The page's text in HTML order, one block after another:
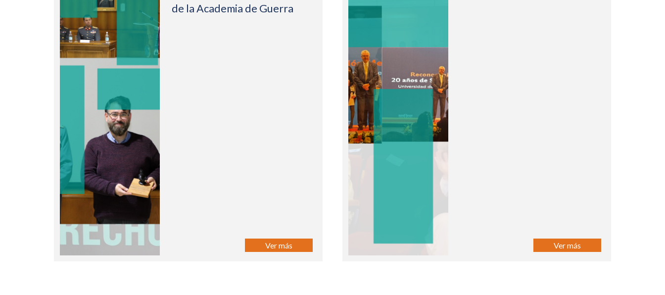
de la Academia de Guerra
Ver más Ver más